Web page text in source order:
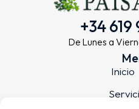
+34
De Lunes a
Inicio